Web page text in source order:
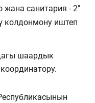
санитария - 2"
колдонмону иштеп
шаардык